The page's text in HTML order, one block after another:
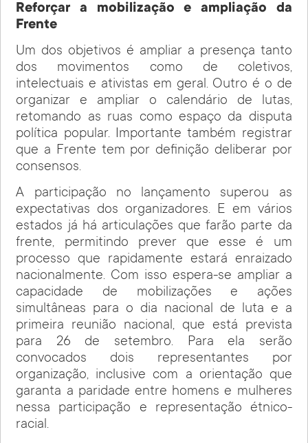
Reforçar a mobilização e ampliação da
Frente
Um dos objetivos é ampliar a presença tanto
dos movimentos como de coletivos,
intelectuais e ativistas em geral. Outro é o de
organizar e ampliar o calendário de lutas,
retomando as ruas como espaço da disputa
política popular. Importante também registrar
que a Frente tem por definição deliberar por
consensos.
A participação no lançamento superou as
expectativas dos organizadores. E em vários
estados já há articulações que farão parte da
frente, permitindo prever que esse é um
processo que rapidamente estará enraizado
nacionalmente. Com isso espera-se ampliar a
capacidade de mobilizações e ações
simultâneas para o dia nacional de luta e a
primeira reunião nacional, que está prevista
para 26 de setembro. Para ela serão
convocados dois representantes por
organização, inclusive com a orientação que
garanta a paridade entre homens e mulheres
nessa participação e representação étnico-
racial.